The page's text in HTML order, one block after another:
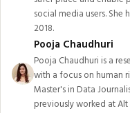
social media users. She
2018.
Pooja Chaudhuri
Pooja Chaudhuri is a
with a focus on human
Master's in Data
previously worked at Alt